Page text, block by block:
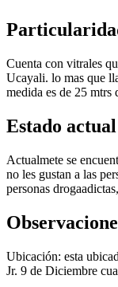
Cuenta con vitrales
Ucayali. lo mas que
medida es de 25 mtrs
Estado actual
Actualmete se
no les gustan a las
personas
Ubicación: esta
Jr. 9 de Diciembre